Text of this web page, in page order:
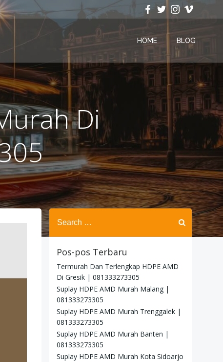
HOME BLOG
Di
Search
for:
Pos-pos Terbaru
Termurah Dan Terlengkap HDPE AMD
Di Gresik | 081333273305
Suplay HDPE AMD Murah Malang |
081333273305
Suplay HDPE AMD Murah Trenggalek |
081333273305
Suplay HDPE AMD Murah Banten |
081333273305
Suplay HDPE AMD Murah Kota Sidoarjo